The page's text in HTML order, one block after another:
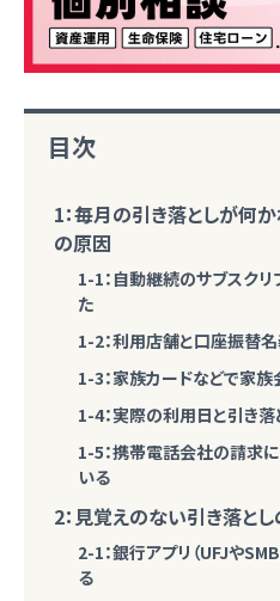
目次
1：毎月の引き落としが何
の原因
1-1：自動継続のサブスク
た
1-2：利用店舗と口座振替
1-3：家族カードなどで家
1-4：実際の利用日と引き
1-5：携帯電話会社の請求
いる
2：見覚えのない引き落と
2-1：銀行アプリ（UFJや
る